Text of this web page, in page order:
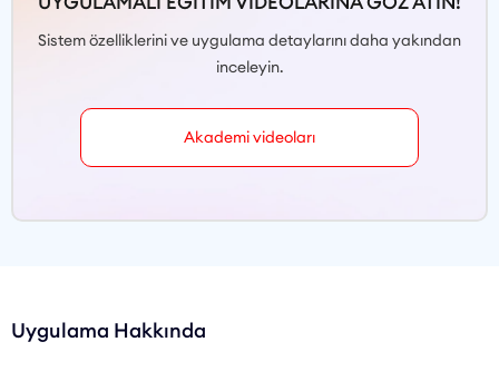
Sistem özelliklerini ve uygulama detaylarını daha yakından
inceleyin.
Akademi videoları
Uygulama Hakkında